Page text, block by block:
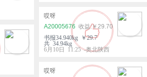
哎呀
A20005676
￥29.70
书报34.940kg ￥29.7
共 34.94kg
6月10日 11:25 -奥北陕西
哎呀